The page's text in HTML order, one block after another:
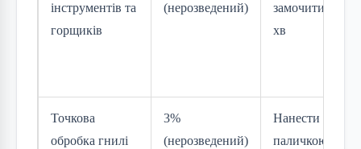
інструментів та
горщиків
(нерозведений)
замочити на
хв
Точкова
обробка гнилі
3%
(нерозведений)
Нанести
паличкою на